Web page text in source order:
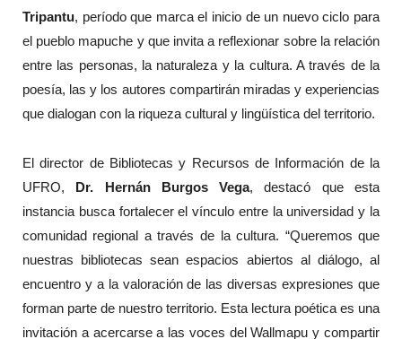
Tripantu, período que marca el inicio de un nuevo ciclo para
el pueblo mapuche y que invita a reflexionar sobre la relación
entre las personas, la naturaleza y la cultura. A través de la
poesía, las y los autores compartirán miradas y experiencias
que dialogan con la riqueza cultural y lingüística del territorio.
El director de Bibliotecas y Recursos de Información de la
UFRO, Dr. Hernán Burgos Vega, destacó que esta
instancia busca fortalecer el vínculo entre la universidad y la
comunidad regional a través de la cultura. “Queremos que
nuestras bibliotecas sean espacios abiertos al diálogo, al
encuentro y a la valoración de las diversas expresiones que
forman parte de nuestro territorio. Esta lectura poética es una
invitación a acercarse a las voces del Wallmapu y compartir